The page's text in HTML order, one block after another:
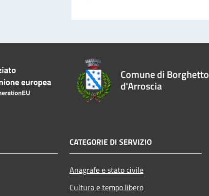
Comune di Borghetto
d'Arroscia
CATEGORIE DI SERVIZIO
Anagrafe e stato civile
Cultura e tempo libero